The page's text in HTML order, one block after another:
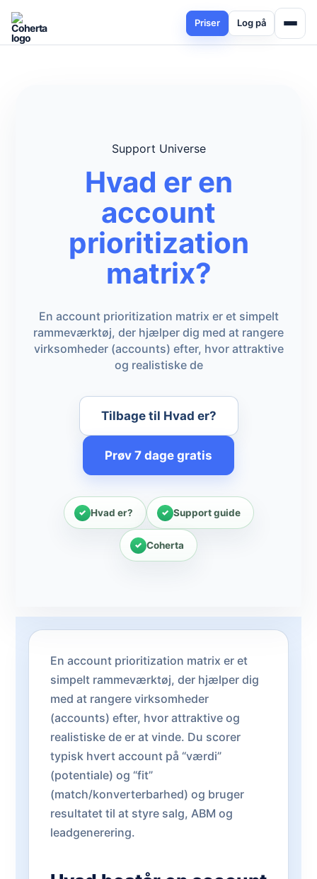
Priser Log på
Support Universe
Hvad er en
account
prioritization
matrix?
En account prioritization matrix er et simpelt
rammeværktøj, der hjælper dig med at rangere
virksomheder (accounts) efter, hvor attraktive
og realistiske de
Tilbage til Hvad er?
Prøv 7 dage gratis
Hvad er? Support guide
Coherta
En account prioritization matrix er et
simpelt rammeværktøj, der hjælper dig
med at rangere virksomheder
(accounts) efter, hvor attraktive og
realistiske de er at vinde. Du scorer
typisk hvert account på “værdi”
(potentiale) og “fit”
(match/konverterbarhed) og bruger
resultatet til at styre salg, ABM og
leadgenerering.